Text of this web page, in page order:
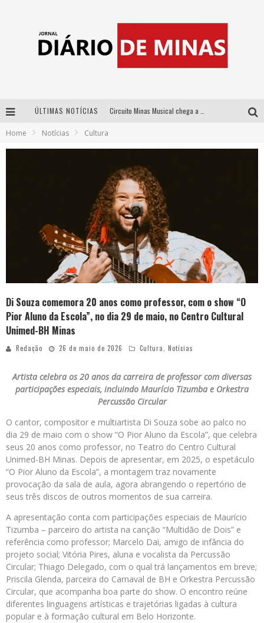
ÚLTIMAS NOTÍCIAS
Home Notícias Cultura
Di Souza comemora 20 anos como professor, com o show “O
Pior Aluno da Escola”, no dia 29 de maio, no Centro Cultural
Unimed-BH Minas
Redação 26 de maio de 2026 Cultura, Notícias
Artista celebra os 20 anos da carreira de professor com diversas
participações especiais, incluindo Maurício Tizumba e Orkestra
Percussão Circular
O cantor, compositor e multiartista Di Souza sobe ao palco no
dia 29 de maio com o show “O Pior Aluno da Escola”, que celebra
seus 20 anos como professor, no Teatro do Centro Cultural
Unimed-BH Minas. Depois de apresentar, em 2025, o espetáculo
“O Pior Aluno da Escola”, a montagem traz novamente
provocação da sala de aula, agora abrangendo o repertório de
seus três discos de outros momentos de sua carreira.
A apresentação conta com participações especiais de Maurício
Tizumba – parceiro do artista na canção “Multidão de Dois” e
referência como professor; Marcelo Dai, amigo de infância do
projeto social; Vitória Pires, aluna e vocalista da Percussão
Circular; Thiago Delegado, com o qual trá lançamentos em breve;
Priscila Glenda, parceira do Carnaval de BH e Orkestra Percussão
Circular, que acompanha boa parte do show. O encontro reúne
diferentes linguagens artísticas e trajetórias ligadas à cultura
popular e à formação cultural em Belo Horizonte.